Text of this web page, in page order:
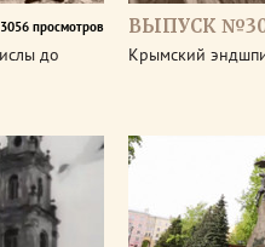
3056 просмотров
до
ВЫПУСК
Крымский